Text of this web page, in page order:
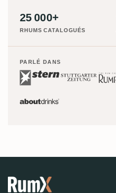
25 000+
RHUMS CATALOGUÉS
PARLÉ DANS